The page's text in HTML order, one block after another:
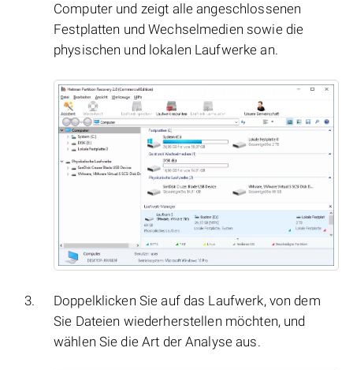
Computer und zeigt alle angeschlossenen
Festplatten und Wechselmedien sowie die
physischen und lokalen Laufwerke an.
Doppelklicken Sie auf das Laufwerk, von dem
Sie Dateien wiederherstellen möchten, und
wählen Sie die Art der Analyse aus.